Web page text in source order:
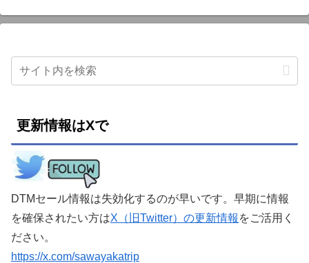
更新情報はXで
DTMセール情報は失効化するのが早いです。早期に情報
を確保されたい方はX（旧Twitter）の更新情報 をご活用く
ださい。
https://x.com/sawayakatrip